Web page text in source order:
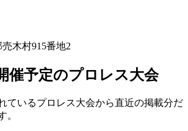
木村915番地2
催予定のプロレス大会
ているプロレス大会から直近の掲載分だ
。